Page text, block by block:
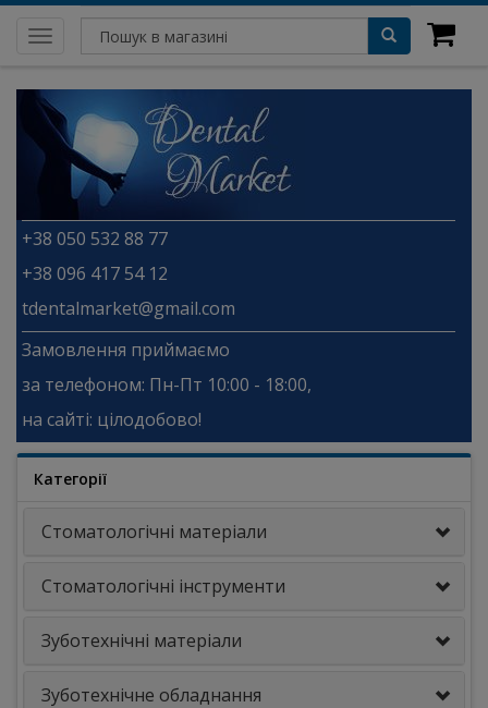
Toggle
navigation
+38 050 532 88 77
+38 096 417 54 12
tdentalmarket@gmail.com
Замовлення приймаємо
за телефоном: Пн-Пт 10:00 - 18:00,
на сайті: цілодобово!
Категорії
Стоматологічні матеріали
Стоматологічні інструменти
Зуботехнічні матеріали
Зуботехнічне обладнання